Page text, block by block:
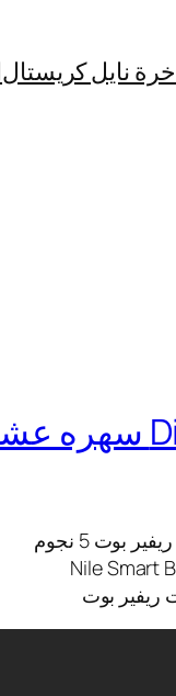
نايل كريستال
بوت 5 نجوم
Nile Smart
ريفير بوت